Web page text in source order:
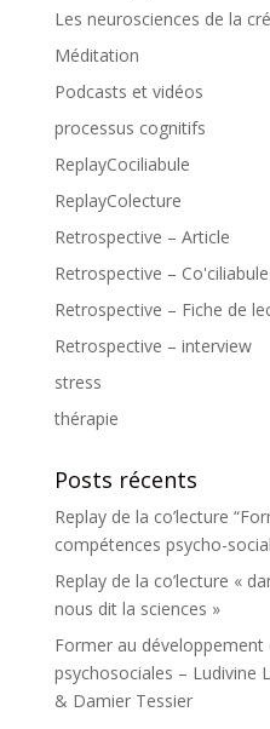
Les neurosciences de la
Méditation
Podcasts et vidéos
processus cognitifs
ReplayCociliabule
ReplayColecture
Retrospective – Article
Retrospective – Co'ciliabule
Retrospective – Fiche de
Retrospective – interview
stress
thérapie
Posts récents
Replay de la co’lecture
compétences psycho-
Replay de la co’lecture «
nous dit la sciences »
Former au
psychosociales – Ludivine
& Damier Tessier